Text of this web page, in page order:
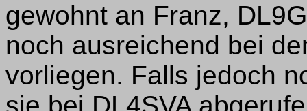
gewohnt an Franz,
noch ausreichend bei
vorliegen. Falls jedoch